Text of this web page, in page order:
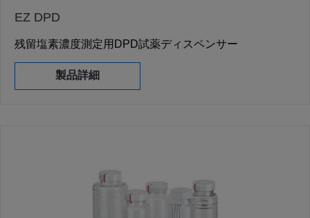
EZ DPD
残留塩素濃度測定用DPD試薬ディスペンサー
製品詳細